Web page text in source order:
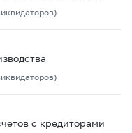
с кредиторами